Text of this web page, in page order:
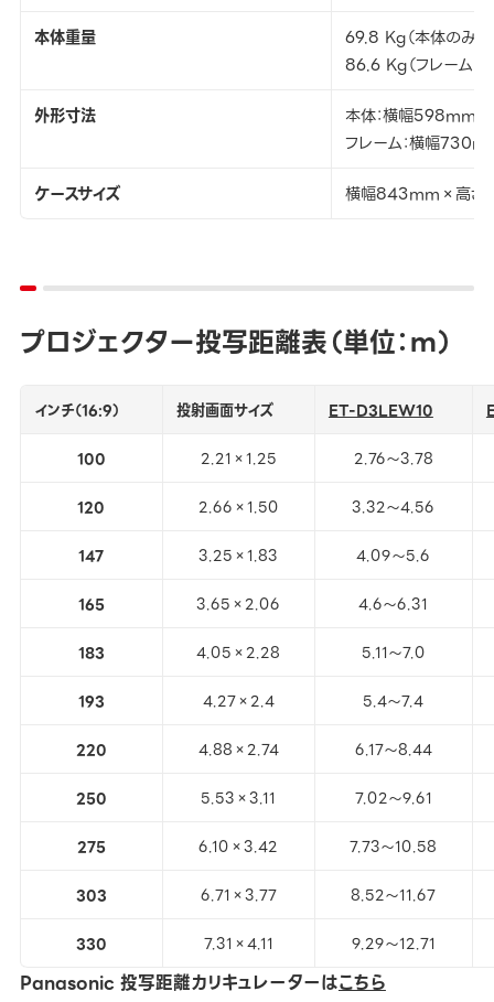
本体重量
69.8 Kg（本体のみ/
86.6 Kg（フレーム+
外形寸法
本体：横幅
フレーム：横幅
ケースサイズ
横幅843mm×高さ
プロジェクター投写距離表（単位：ｍ）
インチ（16:9） 投射画面サイズ ET-D3LEW10
100 2.21×1.25 2.76～3.78
120 2.66×1.50 3.32～4.56
147 3.25×1.83 4.09～5.6
165 3.65×2.06 4.6～6.31
183 4.05×2.28 5.11～7.0
193 4.27×2.4 5.4～7.4
220 4.88×2.74 6.17～8.44
250 5.53×3.11 7.02～9.61
275 6.10×3.42 7.73～10.58
303 6.71×3.77 8.52～11.67
330 7.31×4.11 9.29～12.71
Panasonic 投写距離カリキュレーターはこちら